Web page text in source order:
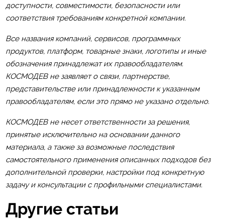
доступности, совместимости, безопасности или
соответствия требованиям конкретной компании.
Все названия компаний, сервисов, программных
продуктов, платформ, товарные знаки, логотипы и иные
обозначения принадлежат их правообладателям.
КОСМОДЕВ не заявляет о связи, партнерстве,
представительстве или принадлежности к указанным
правообладателям, если это прямо не указано отдельно.
КОСМОДЕВ не несет ответственности за решения,
принятые исключительно на основании данного
материала, а также за возможные последствия
самостоятельного применения описанных подходов без
дополнительной проверки, настройки под конкретную
задачу и консультации с профильными специалистами.
Другие статьи